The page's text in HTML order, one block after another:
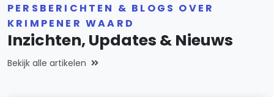
PERSBERICHTEN & BLOGS OVER
KRIMPENER WAARD
Inzichten, Updates & Nieuws
Bekijk alle artikelen